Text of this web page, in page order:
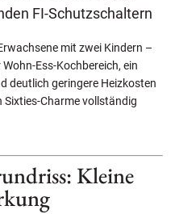
FI-Schutzschaltern
mit zwei Kindern –
Ess-Kochbereich, ein
deutlich geringere Heizkosten
Sixties-Charme vollständig
Kleine